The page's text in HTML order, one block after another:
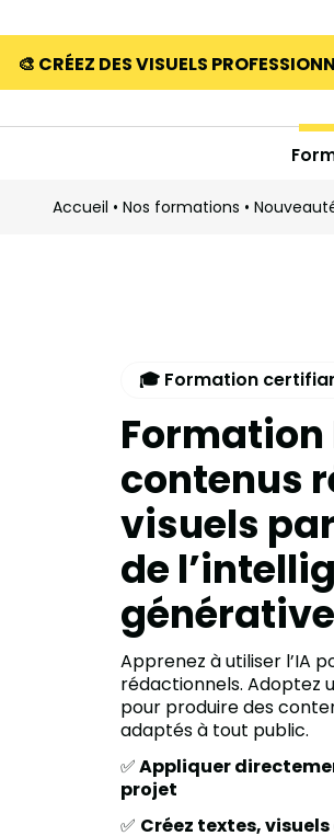
🎨 CRÉEZ DES VISUELS
Accueil • Nos formations •
🎓 Formation
Formation
contenus
visuels
de
générative
Apprenez à utiliser l’IA
rédactionnels. Adoptez
pour produire des
adaptés à tout public.
✅Appliquer
projet
✅ Créez textes,